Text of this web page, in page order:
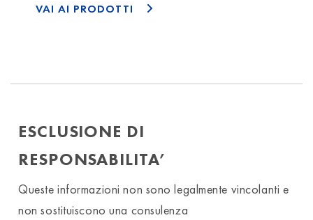
VAI AI PRODOTTI
ESCLUSIONE DI
RESPONSABILITA’
Queste informazioni non sono legalmente vincolanti e
non sostituiscono una consulenza